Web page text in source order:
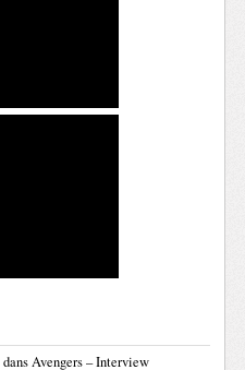
Avengers – Interview